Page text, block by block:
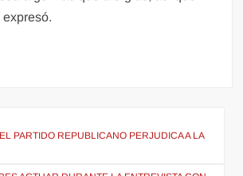
expresó.
PARTIDO REPUBLICANO PERJUDICA A LA